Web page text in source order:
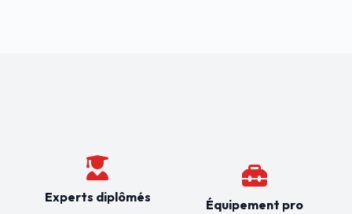
Experts diplômés Équipement pro